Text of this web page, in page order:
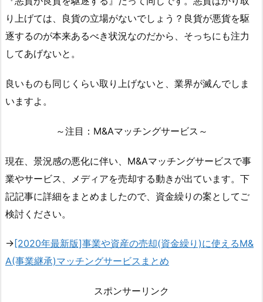
り上げては、良貨の立場がないでしょう？良貨が悪貨を駆
逐するのが本来あるべき状況なのだから、そっちにも注力
してあげないと。
良いものも同じくらい取り上げないと、業界が滅んでしま
いますよ。
～注目：M&Aマッチングサービス～
現在、景況感の悪化に伴い、M&Aマッチングサービスで事
業やサービス、メディアを売却する動きが出ています。下
記記事に詳細をまとめましたので、資金繰りの案としてご
検討ください。
→ [2020年最新版]事業や資産の売却(資金繰り)に使えるM&
A(事業継承)マッチングサービスまとめ
スポンサーリンク